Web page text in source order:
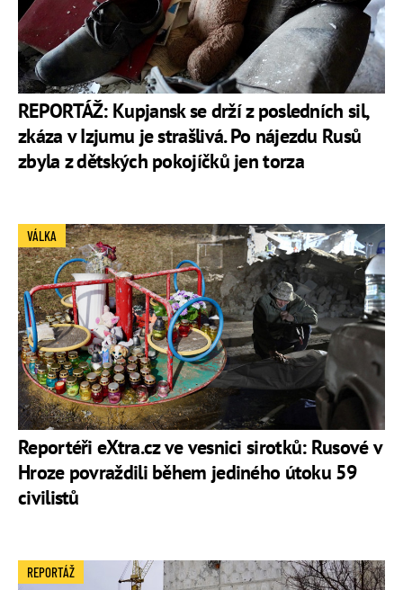
REPORTÁŽ: Kupjansk se drží z posledních sil,
zkáza v Izjumu je strašlivá. Po nájezdu Rusů
zbyla z dětských pokojíčků jen torza
Reportéři eXtra.cz ve vesnici sirotků: Rusové v
Hroze povraždili během jediného útoku 59
civilistů
VÁLKA
REPORTÁŽ